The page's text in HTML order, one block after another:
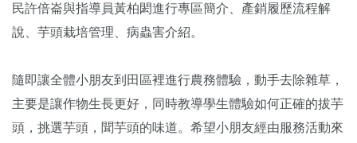
民許倍崙與指導員黃柏閎進行專區簡介、產銷履歷流程解
說、芋頭栽培管理、病蟲害介紹。
隨即讓全體小朋友到田區裡進行農務體驗，動手去除雜草，
主要是讓作物生長更好，同時教導學生體驗如何正確的拔芋
頭，挑選芋頭，聞芋頭的味道。希望小朋友經由服務活動來